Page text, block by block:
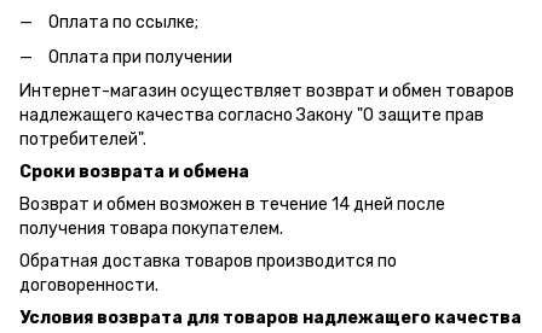
Оплата по ссылке;
Оплата при получении
Интернет-магазин осуществляет возврат и обмен товаров
надлежащего качества согласно Закону "О защите прав
потребителей".
Сроки возврата и обмена
Возврат и обмен возможен в течение 14 дней после
получения товара покупателем.
Обратная доставка товаров производится по
договоренности.
Условия возврата для товаров надлежащего качества